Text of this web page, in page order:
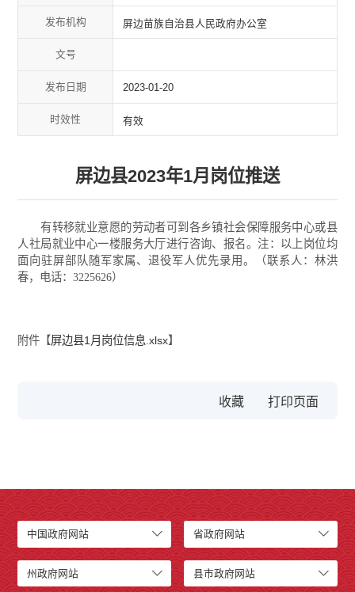
发布机构 屏边苗族自治县人民政府办公室
文号
发布日期 2023-01-20
时效性 有效
屏边县2023年1月岗位推送
有转移就业意愿的劳动者可到各乡镇社会保障服务中心或县
人社局就业中心一楼服务大厅进行咨询、报名。注：以上岗位均
面向驻屏部队随军家属、退役军人优先录用。（联系人：林洪
春，电话：3225626）
附件【屏边县1月岗位信息.xlsx】
收藏
中国政府网站 省政府网站
州政府网站 县市政府网站